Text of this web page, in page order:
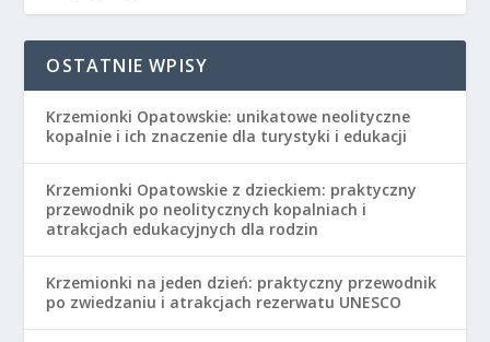
OSTATNIE WPISY
Krzemionki Opatowskie: unikatowe neolityczne
kopalnie i ich znaczenie dla turystyki i edukacji
Krzemionki Opatowskie z dzieckiem: praktyczny
przewodnik po neolitycznych kopalniach i
atrakcjach edukacyjnych dla rodzin
Krzemionki na jeden dzień: praktyczny przewodnik
po zwiedzaniu i atrakcjach rezerwatu UNESCO